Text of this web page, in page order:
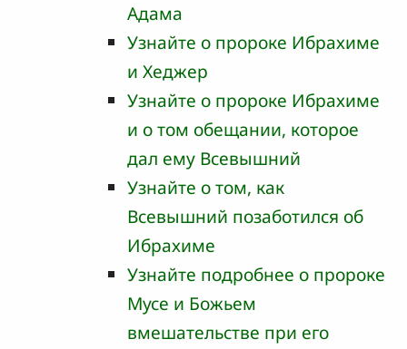
Адама
Узнайте о пророке Ибрахиме
и Хеджер
Узнайте о пророке Ибрахиме
и о том обещании, которое
дал ему Всевышний
Узнайте о том, как
Всевышний позаботился об
Ибрахиме
Узнайте подробнее о пророке
Мусе и Божьем
вмешательстве при его